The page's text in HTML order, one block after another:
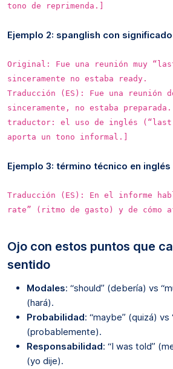
tono de reprimenda.]
Ejemplo 2: spanglish con significado
Original: Fue una reunión muy
sinceramente no estaba ready.
Traducción (ES): Fue una reunión
sinceramente, no estaba
traductor: el uso de inglés (“last
aporta un tono informal.]
Ejemplo 3: término técnico en inglés
Traducción (ES): En el informe
rate” (ritmo de gasto) y de cómo
Ojo con estos puntos que
sentido
Modales: “should” (debería) vs
(hará).
Probabilidad: “maybe” (quizá) vs
(probablemente).
Responsabilidad: “I was told”
(yo dije).